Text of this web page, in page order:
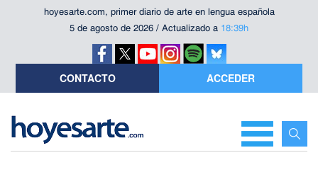
hoyesarte.com, primer diario de arte en lengua española
5 de agosto de 2026 / Actualizado a 18:39h
CONTACTO ACCEDER